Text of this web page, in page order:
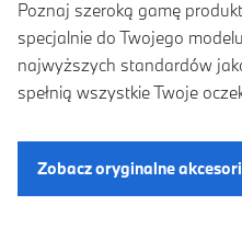
Poznaj szeroką gamę
specjalnie do Twojego
najwyższych standardów
spełnią wszystkie Twoje
Zobacz oryginalne